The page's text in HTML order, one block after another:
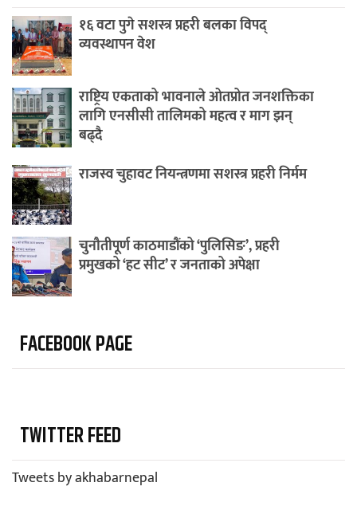
१६ वटा पुगे सशस्त्र प्रहरी बलका विपद्
व्यवस्थापन वेश
राष्ट्रिय एकताको भावनाले ओतप्रोत जनशक्तिका
लागि एनसीसी तालिमको महत्व र माग झन्
बढ्दै
राजस्व चुहावट नियन्त्रणमा सशस्त्र प्रहरी निर्मम
चुनौतीपूर्ण काठमाडौंको ‘पुलिसिङ’, प्रहरी
प्रमुखको ‘हट सीट’ र जनताको अपेक्षा
FACEBOOK PAGE
TWITTER FEED
Tweets by akhabarnepal